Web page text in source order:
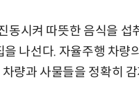
동시켜 따뜻한 음식을 섭
나선다. 자율주행 차량
량과 사물들을 정확히